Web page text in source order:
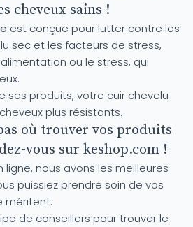
cheveux sains !
est conçue pour lutter contre les
sec et les facteurs de stress,
ou le stress, qui
ses produits, votre cuir chevelu
plus résistants.
où trouver vos produits
vous sur keshop.com !
ligne, nous avons les meilleures
puissiez prendre soin de vos
méritent.
de conseillers pour trouver le